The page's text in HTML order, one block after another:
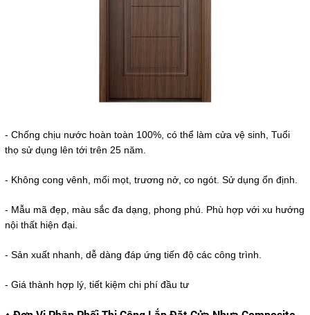
- Chống chịu nước hoàn toàn 100%, có thể làm cửa vệ sinh, Tuổi
thọ sử dụng lên tới trên 25 năm.
- Không cong vênh, mối mọt, trương nở, co ngót. Sử dụng ổn định.
- Mẫu mã đẹp, màu sắc đa dạng, phong phú. Phù hợp với xu hướng
nội thất hiện đại.
- Sản xuất nhanh, dễ dàng đáp ứng tiến độ các công trình.
- Giá thành hợp lý, tiết kiệm chi phí đầu tư